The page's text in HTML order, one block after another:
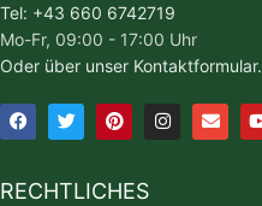
Tel: +43 660 6742719
Mo-Fr, 09:00 - 17:00 Uhr
Oder über unser Kontaktformular.
RECHTLICHES